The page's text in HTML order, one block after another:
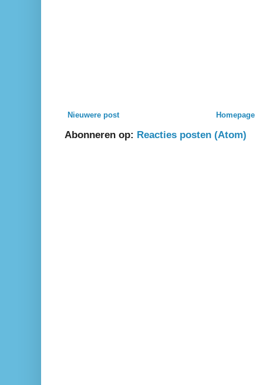
Nieuwere post Homepage
Abonneren op: Reacties posten (Atom)